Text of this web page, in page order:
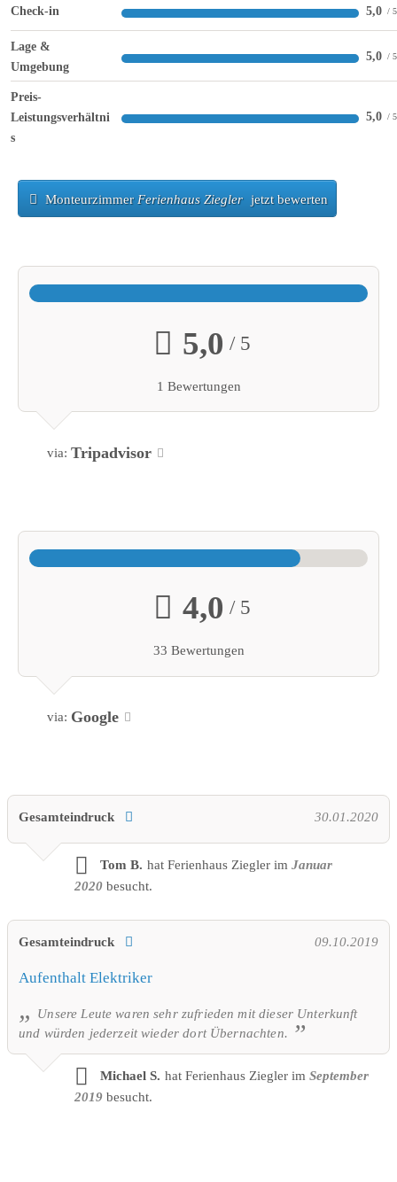
Check-in 5,0
Lage &
Umgebung
5,0
Preis-
Leistungsverhältni
s
5,0
Monteurzimmer Ferienhaus Ziegler jetzt bewerten
5,0 / 5
1 Bewertungen
via: Tripadvisor
4,0 / 5
33 Bewertungen
via: Google
Gesamteindruck 30.01.2020
Tom B. hat Ferienhaus Ziegler im Januar
2020 besucht.
Gesamteindruck 09.10.2019
Aufenthalt Elektriker
Unsere Leute waren sehr zufrieden mit dieser Unterkunft
und würden jederzeit wieder dort Übernachten.
Michael S. hat Ferienhaus Ziegler im September
2019 besucht.